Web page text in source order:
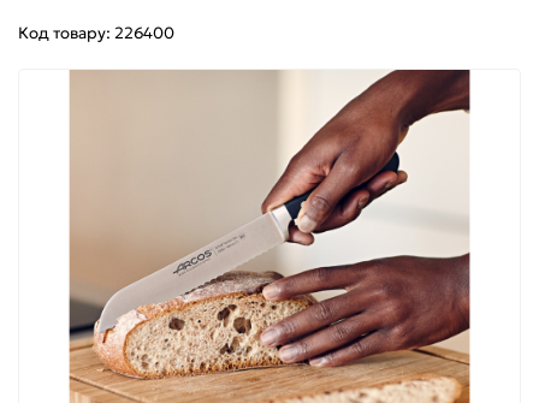
Код товару: 226400